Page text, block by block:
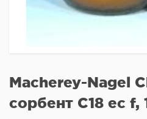
Macherey-Nagel
сорбент C18 ec f,